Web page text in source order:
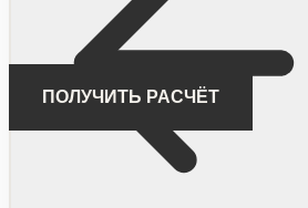
Следующий вопрос
ПОЛУЧИТЬ РАСЧЁТ